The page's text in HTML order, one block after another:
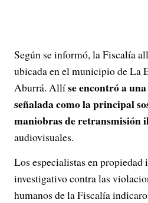
Según se informó, la Fiscalía
ubicada en el municipio de La
Aburrá. Allíse encontró a
señalada como la principal
maniobras de retransmisión
audiovisuales.
Los especialistas en
investigativo contra las
humanos de la Fiscalía